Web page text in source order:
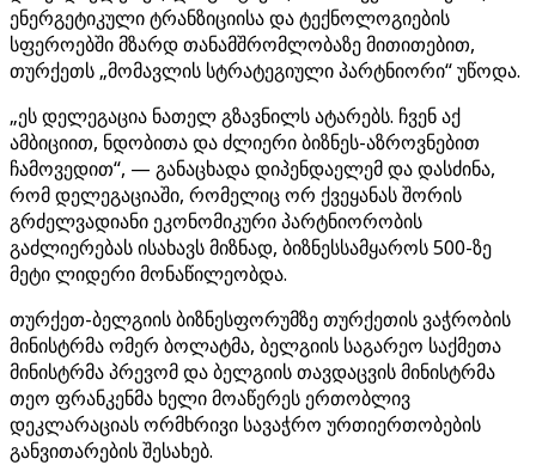
ენერგეტიკული ტრანზიციისა და ტექნოლოგიების
სფეროებში მზარდ თანამშრომლობაზე მითითებით,
თურქეთს „მომავლის სტრატეგიული პარტნიორი“ უწოდა.
„ეს დელეგაცია ნათელ გზავნილს ატარებს. ჩვენ აქ
ამბიციით, ნდობითა და ძლიერი ბიზნეს-აზროვნებით
ჩამოვედით“, — განაცხადა დიპენდაელემ და დასძინა,
რომ დელეგაციაში, რომელიც ორ ქვეყანას შორის
გრძელვადიანი ეკონომიკური პარტნიორობის
გაძლიერებას ისახავს მიზნად, ბიზნესსამყაროს 500-ზე
მეტი ლიდერი მონაწილეობდა.
თურქეთ-ბელგიის ბიზნესფორუმზე თურქეთის ვაჭრობის
მინისტრმა ომერ ბოლატმა, ბელგიის საგარეო საქმეთა
მინისტრმა პრევომ და ბელგიის თავდაცვის მინისტრმა
თეო ფრანკენმა ხელი მოაწერეს ერთობლივ
დეკლარაციას ორმხრივი სავაჭრო ურთიერთობების
განვითარების შესახებ.